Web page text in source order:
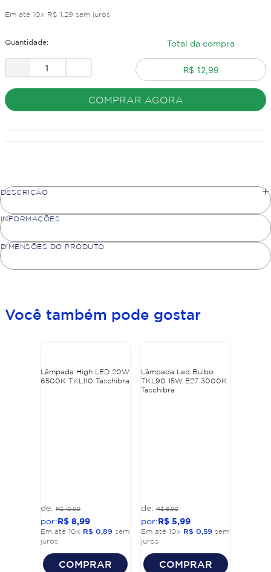
Em até 10x R$ 1 29 sem juros
Quantidade: Total da compra
R$ 12,99
COMPRAR AGORA
DESCRIÇÃO
INFORMAÇÕES
DIMENSÕES DO PRODUTO
Você também pode gostar
Lâmpada High LED 20W
6500K TKL110 Taschibra
R$ 10,90
R$ 8,99
Em até 10x R$ 0,89 sem
juros
COMPRAR
Lâmpada Led Bulbo
TKL90 15W E27 3000K
Taschibra
R$ 6,90
R$ 5,99
Em até 10x R$ 0,59 sem
juros
COMPRAR